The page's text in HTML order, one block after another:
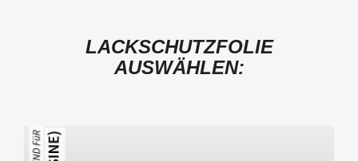
LACKSCHUTZFOLIE
AUSWÄHLEN: